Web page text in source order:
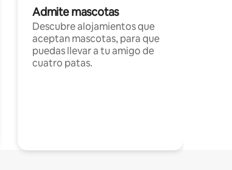
Admite mascotas
Descubre alojamientos que
aceptan mascotas, para que
puedas llevar a tu amigo de
cuatro patas.